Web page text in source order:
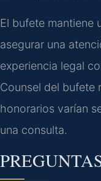
El bufete mantiene
asegurar una
experiencia legal
Counsel del bufete
honorarios varían
una consulta.